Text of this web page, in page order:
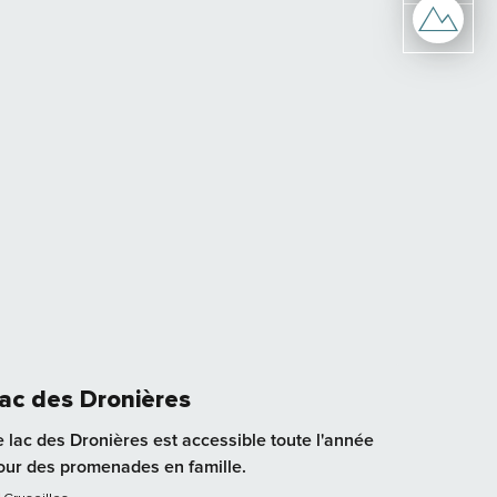
des Dronières
lac des Dronières est accessible toute l'année
des promenades en famille.